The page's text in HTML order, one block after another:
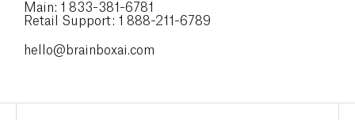
Main: 1 833-381-6781
Retail Support: 1 888-211-6789
hello@brainboxai.com